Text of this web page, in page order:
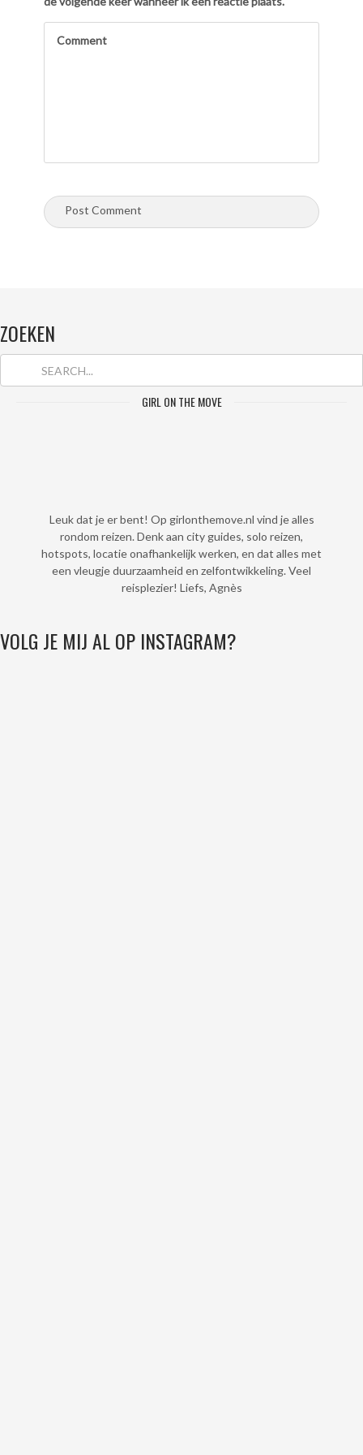
ZOEKEN
GIRL ON THE MOVE
Leuk dat je er bent! Op girlonthemove.nl vind je alles
rondom reizen. Denk aan city guides, solo reizen,
hotspots, locatie onafhankelijk werken, en dat alles met
een vleugje duurzaamheid en zelfontwikkeling. Veel
reisplezier! Liefs, Agnès
VOLG JE MIJ AL OP INSTAGRAM?